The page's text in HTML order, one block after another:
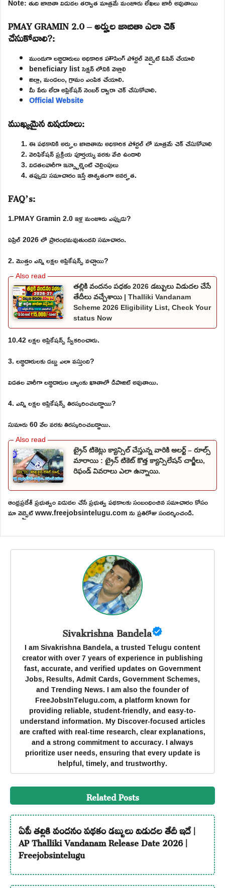
Note: తుది జాబితా విడుదల తర్వాత మాత్రమే మంజూరు లేఖలు జారీ అవుతాయి
PMAY GRAMIN 2.0 – అర్హుల జాబితా ఎలా చెక్
చేసుకోవాలి?:
ముందుగా లబ్ధిదారులు అధికారిక హౌసింగ్ పోర్టల్ వెబ్సైట్ ఓపెన్ చేయాలి
beneficiary list సెక్షన్ లోనికి వెళ్లాలి
జిల్లా, మండలం, గ్రామం ఎంపిక చేయాలి.
మీ పేరు లేదా అప్లికేషన్ నెంబర్ ద్వారా చెక్ చేసుకోవాలి.
Official Website
ముఖ్యమైన విషయాలు:
ఈ పథకానికి అర్హుల జాబితాను అధికారిక పోర్టల్ లో మాత్రమే చెక్ చేసుకోవాలి
వెరిఫికేషన్ ప్రక్రియ పూర్తయ్య వరకు వేచి ఉండాలి
విడతలవారీగా ఇన్స్టాల్మెంట్ చెల్లింపులు
తప్పుడు సమాచారం ఇస్తే శాశ్వతంగా అనర్హత.
FAQ’s:
1.PMAY Gramin 2.0 ఇళ్ల మంజూరు ఎప్పుడు?
ఏప్రిల్ 2026 లో ప్రారంభమవుతుందని సమాచారం.
2. మొత్తం ఎన్ని లక్షల అప్లికేషన్స్ వచ్చాయి?
తల్లికి వందనం పధకం 2026 డబ్బులు విడుదల చేసే
తేదీలు వచ్చేశాయి | Thalliki Vandanam
Scheme 2026 Eligibility List, Check Your
status Now
10.42 లక్షల అప్లికేషన్స్ స్వీకరించారు.
3. లబ్ధిదారులకు డబ్బు ఎలా వస్తుంది?
విడతల వారీగా లబ్ధిదారుల బ్యాంకు ఖాతాలో డిపాజిట్ అవుతాయి.
4. ఎన్ని లక్షల అప్లికేషన్స్ తిరస్కరించబడ్డాయి?
సుమారు 60 వేల వరకు తిరస్కరించబడ్డాయి.
ట్రైన్ టికెట్లు క్యాన్సిల్ చేస్తున్న వారికి అలర్ట్ – రూల్స్
మారాయి : ట్రైన్ టికెట్ కొత్త క్యాన్సిలేషన్ చార్జీలు,
రిఫండ్ వివరాలు ఎలా ఉన్నాయి.
ఆంధ్రప్రదేశ్ ప్రభుత్వం విడుదల చేసే ప్రభుత్వ పథకాలకు సంబంధించిన సమాచారం కోసం
మా వెబ్సైట్ www.freejobsintelugu.com ను ప్రతిరోజు సందర్శించండి.
Sivakrishna Bandela
I am Sivakrishna Bandela, a trusted Telugu content
creator with over 7 years of experience in publishing
fast, accurate, and verified updates on Government
Jobs, Results, Admit Cards, Government Schemes,
and Trending News. I am also the founder of
FreeJobsInTelugu.com, a platform known for
providing reliable, student-friendly, and easy-to-
understand information. My Discover-focused articles
are crafted with real-time research, clear explanations,
and a strong commitment to accuracy. I always
prioritize user needs, ensuring that every update is
helpful, timely, and trustworthy.
Related Posts
ఏపీ తల్లికి వందనం పథకం డబ్బులు విడుదల తేదీ ఇదే |
AP Thalliki Vandanam Release Date 2026 |
Freejobsintelugu